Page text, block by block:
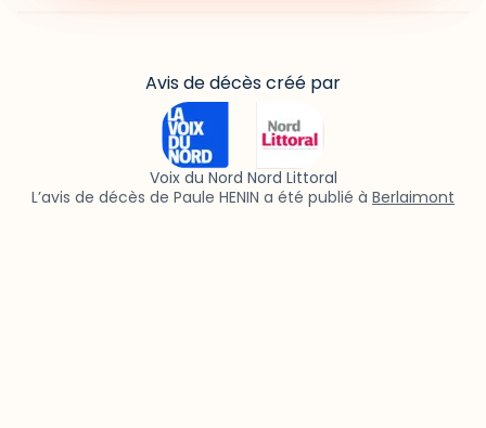
Avis de décès créé par
Voix du Nord Nord Littoral
L’avis de décès de Paule HENIN a été publié à Berlaimont